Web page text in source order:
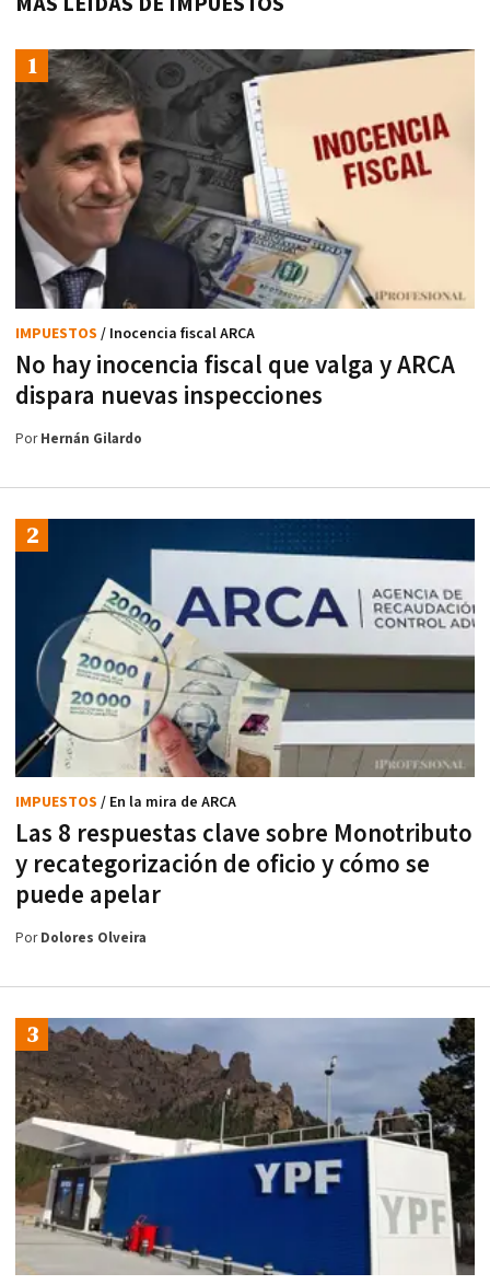
No hay inocencia fiscal que valga y ARCA
dispara nuevas inspecciones
IMPUESTOS / Inocencia fiscal ARCA
PorHernán Gilardo
Las 8 respuestas clave sobre Monotributo
y recategorización de oficio y cómo se
puede apelar
IMPUESTOS / En la mira de ARCA
PorDolores Olveira